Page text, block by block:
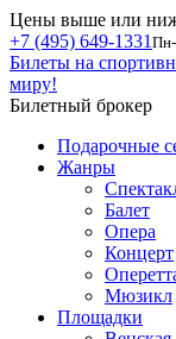
Цены выше или
+7 (495) 649-1331
Билеты на
миру!
Билетный брокер
Подарочные
Жанры
Балет
Опера
Концерт
Мюзикл
Площадки